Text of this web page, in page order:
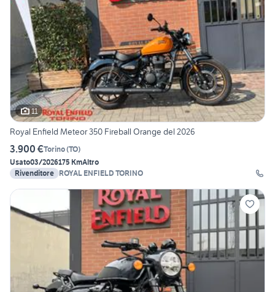
11
Royal Enfield Meteor 350 Fireball Orange del 2026
3.900 €Torino(TO)
Usato03/2026175 KmAltro
Rivenditore ROYAL ENFIELD TORINO